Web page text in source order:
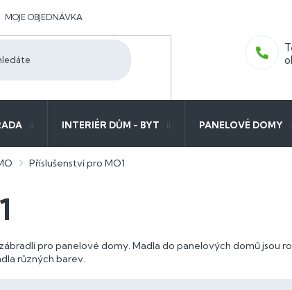
MOJE OBJEDNÁVKA
INTERIÉR DŮM - BYT PANELOVÉ DOMY
Příslušenství pro MO1
pro panelové domy. Madla do panelových domů jsou
různých barev.